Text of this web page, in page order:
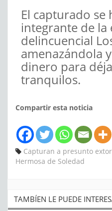
El capturado se
integrante de la
delincuencial
amenazándola
dinero para
tranquilos.
Compartir esta noticia
Capturan a presunto
Hermosa de Soledad
TAMBÍEN LE PUEDE